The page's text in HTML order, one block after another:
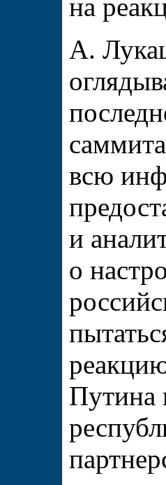
на
А.
всю
и
о
Путина